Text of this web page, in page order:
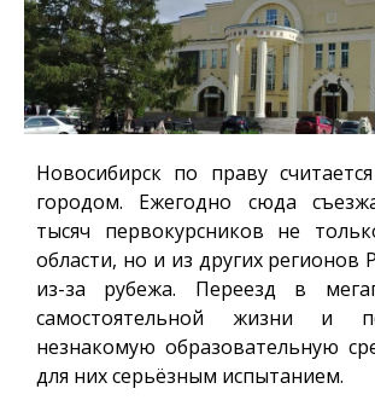
Новосибирск по праву
городом. Ежегодно сюда
тысяч первокурсников не
области, но и из других регионов
из-за рубежа. Переезд в
самостоятельной жизни и
незнакомую образовательную
для них серьёзным испытанием.